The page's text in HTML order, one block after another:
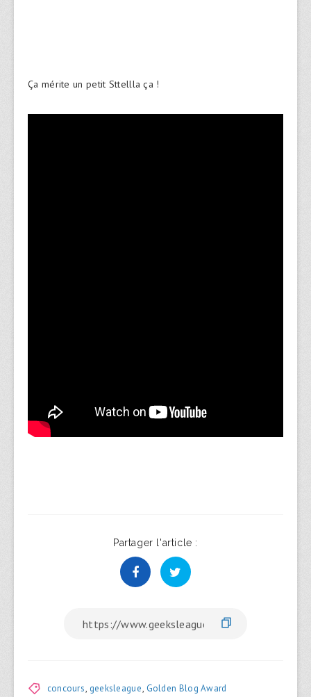
Ça mérite un petit Sttellla ça !
Partager l'article :
concours, geeksleague, Golden Blog Award